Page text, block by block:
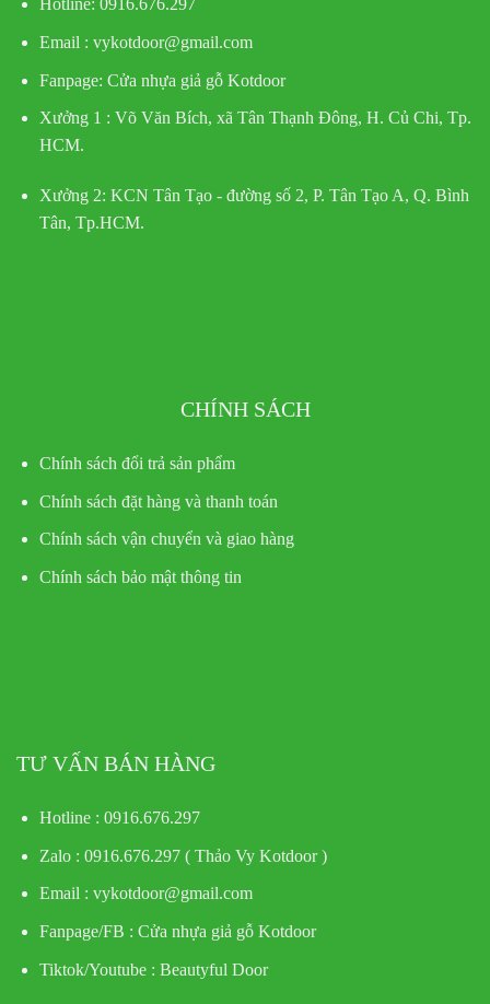
Hotline: 0916.676.297
Email : vykotdoor@gmail.com
Fanpage: Cửa nhựa giả gỗ Kotdoor
Xưởng 1 : Võ Văn Bích, xã Tân Thạnh Đông, H. Củ Chi, Tp.
HCM.
Xưởng 2: KCN Tân Tạo - đường số 2, P. Tân Tạo A, Q. Bình
Tân, Tp.HCM.
CHÍNH SÁCH
Chính sách đổi trả sản phẩm
Chính sách đặt hàng và thanh toán
Chính sách vận chuyển và giao hàng
Chính sách bảo mật thông tin
TƯ VẤN BÁN HÀNG
Hotline : 0916.676.297
Zalo : 0916.676.297 ( Thảo Vy Kotdoor )
Email : vykotdoor@gmail.com
Fanpage/FB : Cửa nhựa giả gỗ Kotdoor
Tiktok/Youtube : Beautyful Door